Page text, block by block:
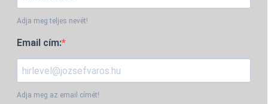
Adja meg teljes nevét!
Email cím:
Adja meg az email címét!